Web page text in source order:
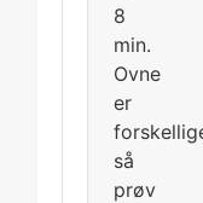
8
min.
Ovne
er
så
prøv